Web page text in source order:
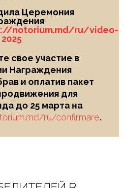
Церемония
notorium.md/ru/video-
2025
свое участие в
Награждения
и оплатив пакет
для
до 25 марта на
ru/confirmare.